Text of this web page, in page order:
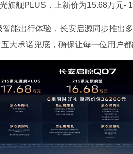
旗舰PLUS，上新价为15.68万元-
能出行体验，长安启源同步推出
大承诺兜底，确保让每一位用户